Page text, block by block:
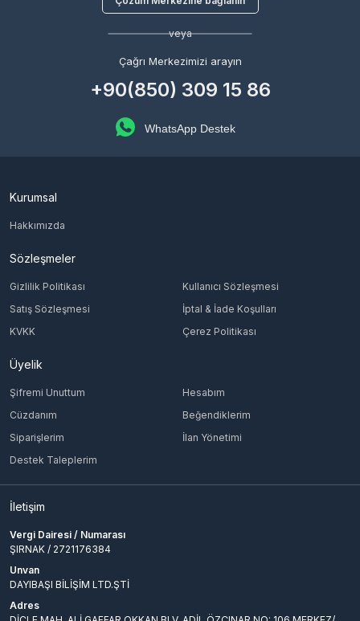
veya
Çağrı Merkezimizi arayın
+90(850) 309 15 86
WhatsApp Destek
Kurumsal
Hakkımızda
Sözleşmeler
Gizlilik Politikası
Kullanıcı Sözleşmesi
Satış Sözleşmesi
İptal & İade Koşulları
KVKK
Çerez Politikası
Üyelik
Şifremi Unuttum
Hesabım
Cüzdanım
Beğendiklerim
Siparişlerim
İlan Yönetimi
Destek Taleplerim
İletişim
Vergi Dairesi / Numarası
ŞIRNAK / 2721176384
Unvan
DAYIBAŞI BİLİŞİM LTD.ŞTİ
Adres